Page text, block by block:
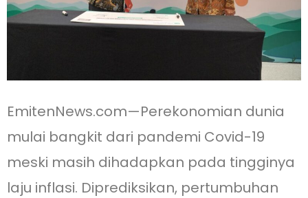
EmitenNews.com—Perekonomian dunia
mulai bangkit dari pandemi Covid-19
meski masih dihadapkan pada tingginya
laju inflasi. Diprediksikan, pertumbuhan